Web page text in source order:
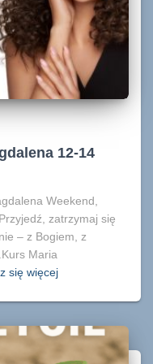
12-14
Weekend,
zatrzymaj się
– z Bogiem, z
Maria
się więcej